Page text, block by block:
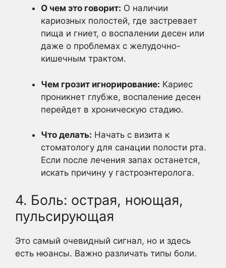
О чем это говорит: О наличии
кариозных полостей, где застревает
пища и гниет, о воспалении десен или
даже о проблемах с желудочно-
кишечным трактом.
Чем грозит игнорирование: Кариес
проникнет глубже, воспаление десен
перейдет в хроническую стадию.
Что делать: Начать с визита к
стоматологу для санации полости рта.
Если после лечения запах останется,
искать причину у гастроэнтеролога.
4. Боль: острая, ноющая,
пульсирующая
Это самый очевидный сигнал, но и здесь
есть нюансы. Важно различать типы боли.